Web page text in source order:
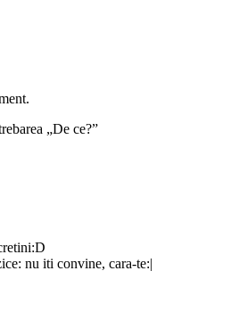
„De ce?”
nu iti convine, cara-te:|